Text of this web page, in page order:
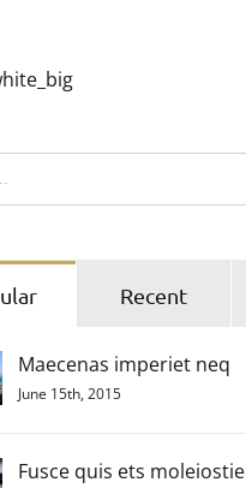
Recent
Maecenas imperiet neq
June 15th, 2015
Fusce quis ets moleiostie